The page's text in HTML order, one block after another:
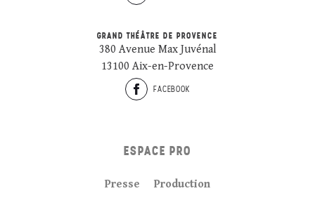
GRAND THÉÂTRE DE PROVENCE
380 Avenue Max Juvénal
13100 Aix-en-Provence
FACEBOOK
ESPACE PRO
Presse Production